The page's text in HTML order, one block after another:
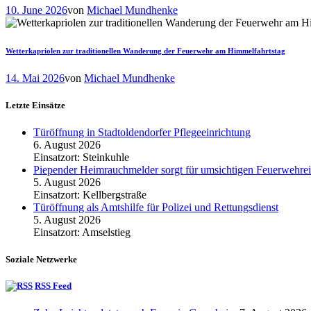
10. June 2026von Michael Mundhenke
Wetterkapriolen zur traditionellen Wanderung der Feuerwehr am Himmelfahrtstag
14. Mai 2026von Michael Mundhenke
Letzte Einsätze
Türöffnung in Stadtoldendorfer Pflegeeinrichtung
6. August 2026
Einsatzort: Steinkuhle
Piepender Heimrauchmelder sorgt für umsichtigen
5. August 2026
Einsatzort: Kellbergstraße
Türöffnung als Amtshilfe für Polizei und Rettungsdienst
5. August 2026
Einsatzort: Amselstieg
Soziale Netzwerke
RSS Feed